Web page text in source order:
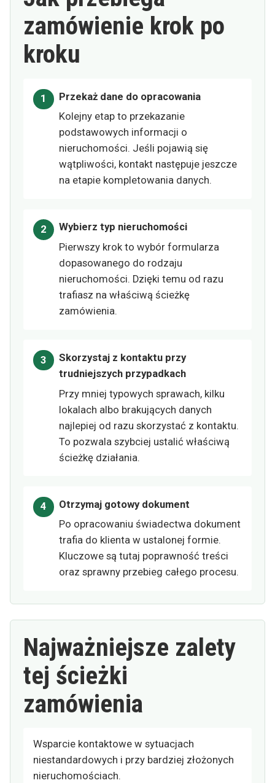
zamówienie krok po
kroku
Przekaż dane do opracowania
Kolejny etap to przekazanie
podstawowych informacji o
nieruchomości. Jeśli pojawią się
wątpliwości, kontakt następuje jeszcze
na etapie kompletowania danych.
Wybierz typ nieruchomości
Pierwszy krok to wybór formularza
dopasowanego do rodzaju
nieruchomości. Dzięki temu od razu
trafiasz na właściwą ścieżkę
zamówienia.
Skorzystaj z kontaktu przy
trudniejszych przypadkach
Przy mniej typowych sprawach, kilku
lokalach albo brakujących danych
najlepiej od razu skorzystać z kontaktu.
To pozwala szybciej ustalić właściwą
ścieżkę działania.
Otrzymaj gotowy dokument
Po opracowaniu świadectwa dokument
trafia do klienta w ustalonej formie.
Kluczowe są tutaj poprawność treści
oraz sprawny przebieg całego procesu.
Najważniejsze zalety
tej ścieżki
zamówienia
Wsparcie kontaktowe w sytuacjach
niestandardowych i przy bardziej złożonych
nieruchomościach.